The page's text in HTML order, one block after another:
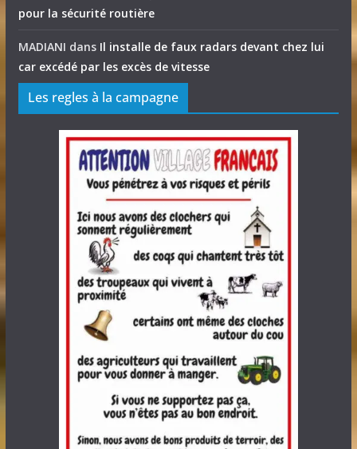
pour la sécurité routière
MADIANI dans Il installe de faux radars devant chez lui
car excédé par les excès de vitesse
Les regles à la campagne